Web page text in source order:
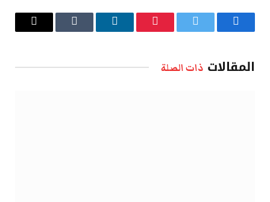
فيسبوك تويتر بينتيريستلينكدإن Tumblr
البريد
المقالات ذات الصلة